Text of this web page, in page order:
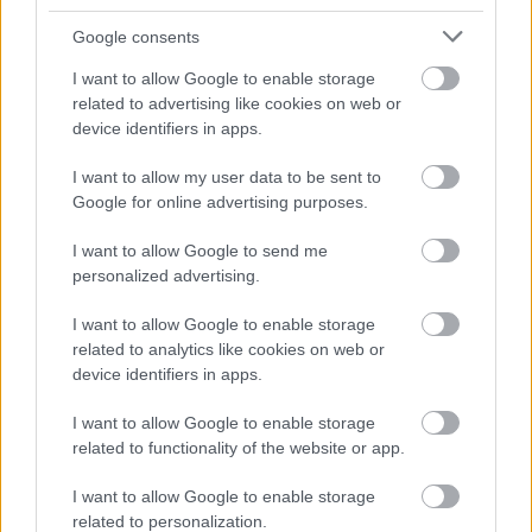
Google consents
I want to allow Google to enable storage
related to advertising like cookies on web or
device identifiers in apps.
I want to allow my user data to be sent to
Google for online advertising purposes.
I want to allow Google to send me
personalized advertising.
I want to allow Google to enable storage
related to analytics like cookies on web or
device identifiers in apps.
I want to allow Google to enable storage
related to functionality of the website or app.
I want to allow Google to enable storage
related to personalization.